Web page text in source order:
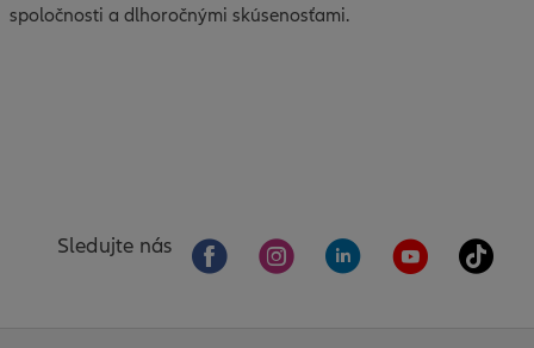
spoločnosti a dlhoročnými skúsenosťami.
Sledujte nás